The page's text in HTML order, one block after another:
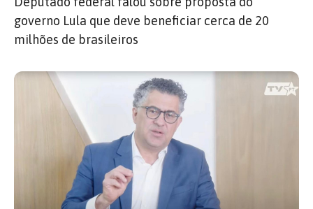
governo Lula que deve beneficiar cerca de 20
milhões de brasileiros